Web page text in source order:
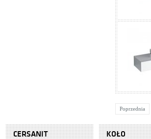
Poprzednia
CERSANIT KOŁO